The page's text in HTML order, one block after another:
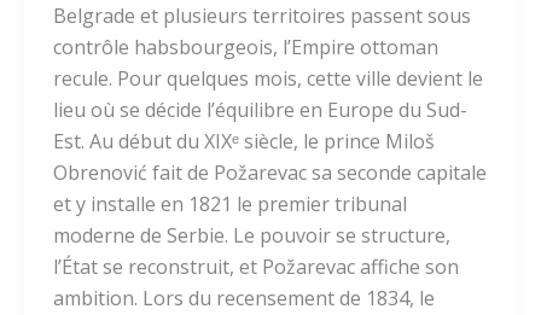
Belgrade et plusieurs territoires passent sous
contrôle habsbourgeois, l’Empire ottoman
recule. Pour quelques mois, cette ville devient le
lieu où se décide l’équilibre en Europe du Sud-
Est. Au début du XIXᵉ siècle, le prince Miloš
Obrenović fait de Požarevac sa seconde capitale
et y installe en 1821 le premier tribunal
moderne de Serbie. Le pouvoir se structure,
l’État se reconstruit, et Požarevac affiche son
ambition. Lors du recensement de 1834, le